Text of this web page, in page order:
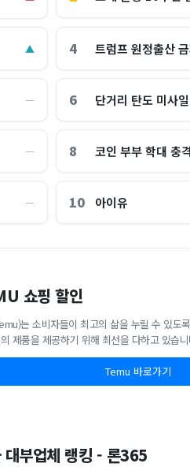
▲ 4 트럼프 원정출산
― 6 단거리 탄도 미사일
― 8 코인 부부 학대 충격
― 10 아이유
쇼핑 할인
는 소비자들이 최고의 삶을 누릴 수 있도
제품을 제공하기 위해 최선을 다하고 있습
Temu 바로가기
대부업체 랭킹 - 론365